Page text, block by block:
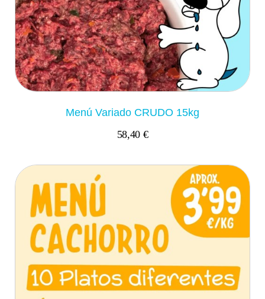
Menú Variado CRUDO 15kg
58,40 €